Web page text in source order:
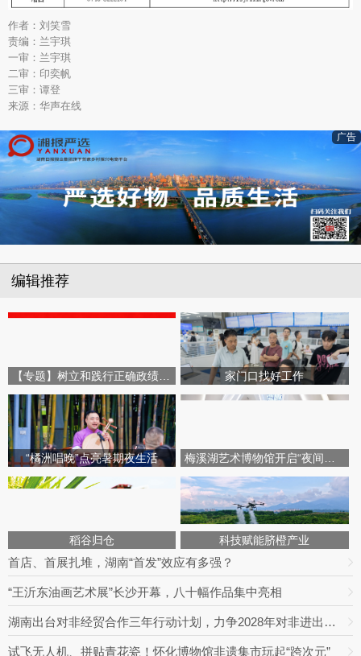
作者：刘笑雪
责编：兰宇琪
一审：兰宇琪
二审：印奕帆
三审：谭登
来源：华声在线
广告
编辑推荐
家门口找好工作
“橘洲唱晚”点亮暑期夜生活
稻谷归仓 科技赋能脐橙产业
首店、首展扎堆，湖南“首发”效应有多强？
“王沂东油画艺术展”长沙开幕，八十幅作品集中亮相
湖南出台对非经贸合作三年行动计划，力争2028年对非进出口额达800亿元
试飞无人机、拼贴青花瓷！怀化博物馆非遗集市玩起“跨次元”